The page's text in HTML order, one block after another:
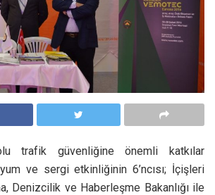
trafik güvenliğine önemli katkılar
ve sergi etkinliğinin 6’ncısı; İçişleri
Denizcilik ve Haberleşme Bakanlığı ile